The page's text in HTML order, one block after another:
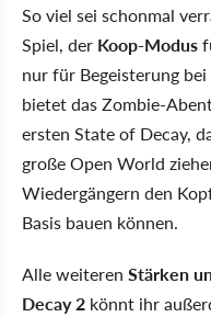
So viel sei schonmal
Spiel, der Koop-Modus
nur für Begeisterung
bietet das Zombie-
ersten State of Decay,
große Open World
Wiedergängern den
Basis bauen können.
Alle weiteren Stärken
Decay 2 könnt ihr